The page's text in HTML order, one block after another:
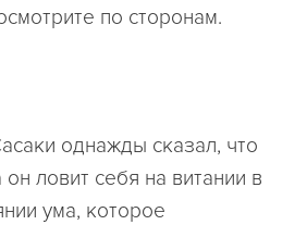
по сторонам.
однажды сказал, что
он ловит себя на витании в
ума, которое